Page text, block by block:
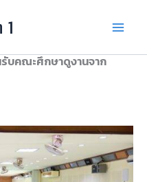
บคณะศึกษาดูงานจาก